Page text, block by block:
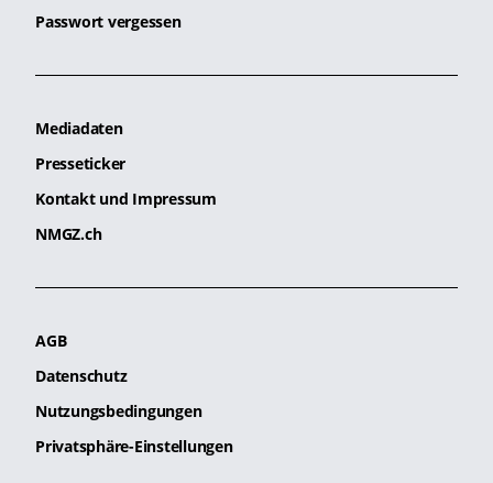
Passwort vergessen
Mediadaten
Presseticker
Kontakt und Impressum
NMGZ.ch
AGB
Datenschutz
Nutzungsbedingungen
Privatsphäre-Einstellungen